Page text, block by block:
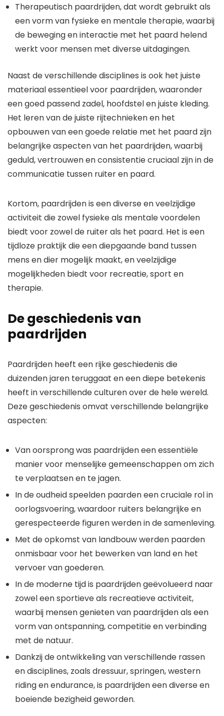
Therapeutisch paardrijden, dat wordt gebruikt als
een vorm van fysieke en mentale therapie, waarbij
de beweging en interactie met het paard helend
werkt voor mensen met diverse uitdagingen.
Naast de verschillende disciplines is ook het juiste
materiaal essentieel voor paardrijden, waaronder
een goed passend zadel, hoofdstel en juiste kleding.
Het leren van de juiste rijtechnieken en het
opbouwen van een goede relatie met het paard zijn
belangrijke aspecten van het paardrijden, waarbij
geduld, vertrouwen en consistentie cruciaal zijn in de
communicatie tussen ruiter en paard.
Kortom, paardrijden is een diverse en veelzijdige
activiteit die zowel fysieke als mentale voordelen
biedt voor zowel de ruiter als het paard. Het is een
tijdloze praktijk die een diepgaande band tussen
mens en dier mogelijk maakt, en veelzijdige
mogelijkheden biedt voor recreatie, sport en
therapie.
De geschiedenis van
paardrijden
Paardrijden heeft een rijke geschiedenis die
duizenden jaren teruggaat en een diepe betekenis
heeft in verschillende culturen over de hele wereld.
Deze geschiedenis omvat verschillende belangrijke
aspecten:
Van oorsprong was paardrijden een essentiële
manier voor menselijke gemeenschappen om zich
te verplaatsen en te jagen.
In de oudheid speelden paarden een cruciale rol in
oorlogsvoering, waardoor ruiters belangrijke en
gerespecteerde figuren werden in de samenleving.
Met de opkomst van landbouw werden paarden
onmisbaar voor het bewerken van land en het
vervoer van goederen.
In de moderne tijd is paardrijden geëvolueerd naar
zowel een sportieve als recreatieve activiteit,
waarbij mensen genieten van paardrijden als een
vorm van ontspanning, competitie en verbinding
met de natuur.
Dankzij de ontwikkeling van verschillende rassen
en disciplines, zoals dressuur, springen, western
riding en endurance, is paardrijden een diverse en
boeiende bezigheid geworden.